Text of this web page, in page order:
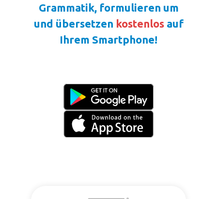
Grammatik, formulieren um
und übersetzen kostenlosauf
Ihrem Smartphone!